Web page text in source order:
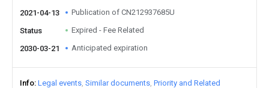
2021-04-13 Publication of CN212937685U
Status Expired - Fee Related
2030-03-21 Anticipated expiration
Info Legal events Similar documents Priority and Related